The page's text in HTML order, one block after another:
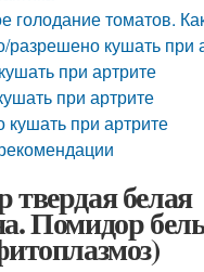
голодание томатов.
разрешено кушать при
при артрите
при артрите
кушать при артрите
белая
Помидор